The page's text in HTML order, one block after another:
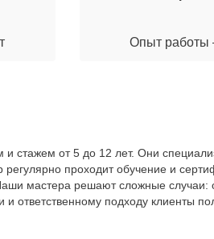
Опыт работы
стажем от 5 до 12 лет. Они
проходит обучение и
мастера решают сложные случаи:
ответственному подходу клиенты